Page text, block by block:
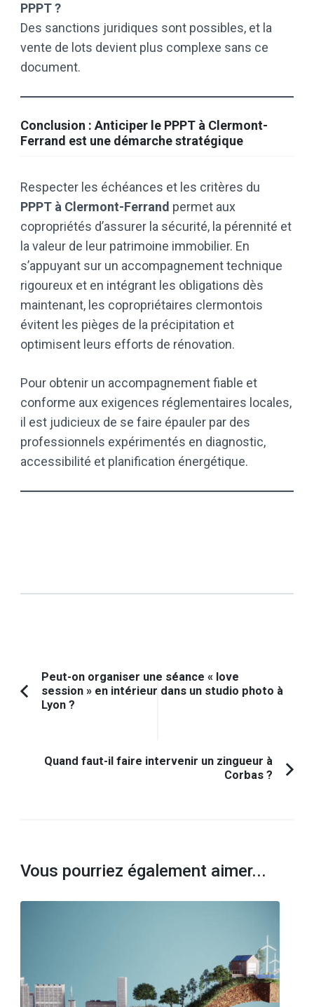
PPPT ?
Des sanctions juridiques sont possibles, et la
vente de lots devient plus complexe sans ce
document.
Conclusion : Anticiper le PPPT à Clermont-
Ferrand est une démarche stratégique
Respecter les échéances et les critères du
PPPT à Clermont-Ferrand permet aux
copropriétés d’assurer la sécurité, la pérennité et
la valeur de leur patrimoine immobilier. En
s’appuyant sur un accompagnement technique
rigoureux et en intégrant les obligations dès
maintenant, les copropriétaires clermontois
évitent les pièges de la précipitation et
optimisent leurs efforts de rénovation.
Pour obtenir un accompagnement fiable et
conforme aux exigences réglementaires locales,
il est judicieux de se faire épauler par des
professionnels expérimentés en diagnostic,
accessibilité et planification énergétique.
Navigation
d'article
Article
Peut-on organiser une séance « love
session » en intérieur dans un studio photo à
Lyon ?
Quand faut-il faire intervenir un zingueur à
Corbas ?
Vous pourriez également aimer...